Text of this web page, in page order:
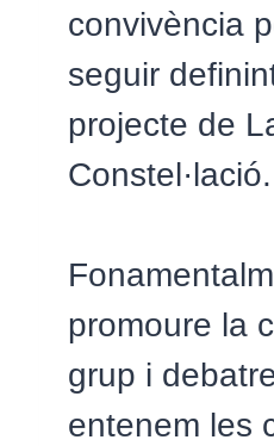
convivència
seguir
projecte de
Constel·lació.
promoure la
grup i
entenem les